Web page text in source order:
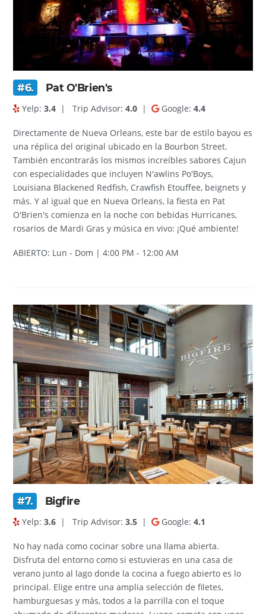
#6. Pat O'Brien's
Yelp:3.4 | Trip Advisor:4.0 | Google:4.4
Directamente de Nueva Orleans, este bar de estilo bayou es
una réplica del original ubicado en la Bourbon Street.
También encontrarás los mismos increíbles sabores Cajun
con especialidades que incluyen N'awlins Po'Boys,
Louisiana Blackened Redfish, Crawfish Etouffee, beignets y
más. Y al igual que en Nueva Orleans, la fiesta en Pat
O'Brien's comienza en la noche con bebidas Hurricanes,
rosarios de Mardi Gras y música en vivo: ¡Qué ambiente!
ABIERTO: Lun - Dom | 4:00 PM - 12:00 AM
#7. Bigfire
Yelp:3.6 | Trip Advisor:3.5 | Google:4.1
No hay nada como cocinar sobre una llama abierta.
Disfruta del entorno como si estuvieras en una casa de
verano junto al lago donde la cocina a fuego abierto es lo
principal. Elige entre una amplia selección de filetes,
hamburguesas y más, todos a la parrilla con el toque